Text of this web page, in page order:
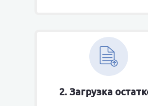
2. Загрузка